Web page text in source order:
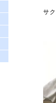
サ